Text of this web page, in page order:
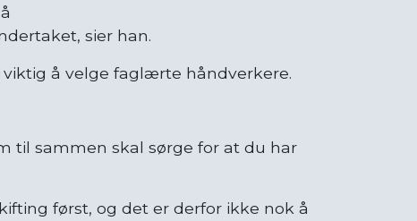
sier han.
å velge faglærte håndverkere.
til sammen skal sørge for at du har
først, og det er derfor ikke nok å